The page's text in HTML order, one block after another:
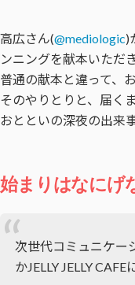
高広さん(@mediologic)
ンニングを献本いただ
普通の献本と違って、
そのやりとりと、届く
おとといの深夜の出来
始まりはなにげ
次世代コミュニケー
かJELLY JELLY CAFE